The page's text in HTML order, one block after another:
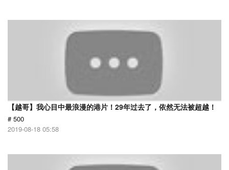
【越哥】我心目中最浪漫的港片！29年过去了，依然无法被超越！
# 500
2019-08-18 05:58